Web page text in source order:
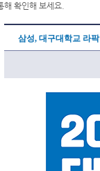
확인해 보세요.
삼성, 대구대학교 라